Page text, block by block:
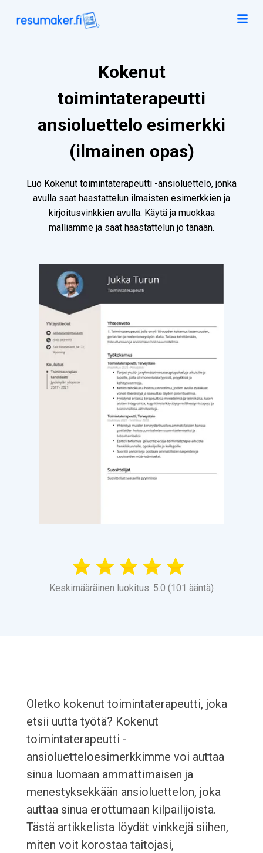
Kokenut
toimintaterapeutti
ansioluettelo esimerkki
(ilmainen opas)
Luo Kokenut toimintaterapeutti -ansioluettelo, jonka
avulla saat haastattelun ilmaisten esimerkkien ja
kirjoitusvinkkien avulla. Käytä ja muokkaa
malliamme ja saat haastattelun jo tänään.
Keskimääräinen luokitus: 5.0 (101 ääntä)
Oletko kokenut toimintaterapeutti, joka
etsii uutta työtä? Kokenut
toimintaterapeutti -
ansioluetteloesimerkkimme voi auttaa
sinua luomaan ammattimaisen ja
menestyksekkään ansioluettelon, joka
auttaa sinua erottumaan kilpailijoista.
Tästä artikkelista löydät vinkkejä siihen,
miten voit korostaa taitojasi,